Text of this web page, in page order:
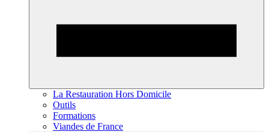
La Restauration Hors Domicile
Outils
Formations
Viandes de France